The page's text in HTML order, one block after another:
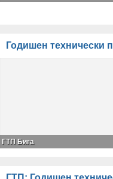
Годишен технически
ГТП Бига